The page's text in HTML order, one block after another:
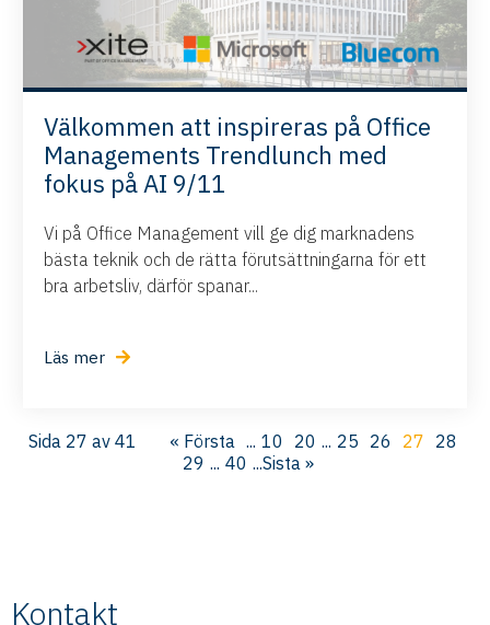
Välkommen att inspireras på Office
Managements Trendlunch med
fokus på AI 9/11
Vi på Office Management vill ge dig marknadens
bästa teknik och de rätta förutsättningarna för ett
bra arbetsliv, därför spanar...
Läs mer
Sida 27 av 41 « Första ... 10 20 ... 25 26 27 28
29 ... 40 ...Sista »
Kontakt